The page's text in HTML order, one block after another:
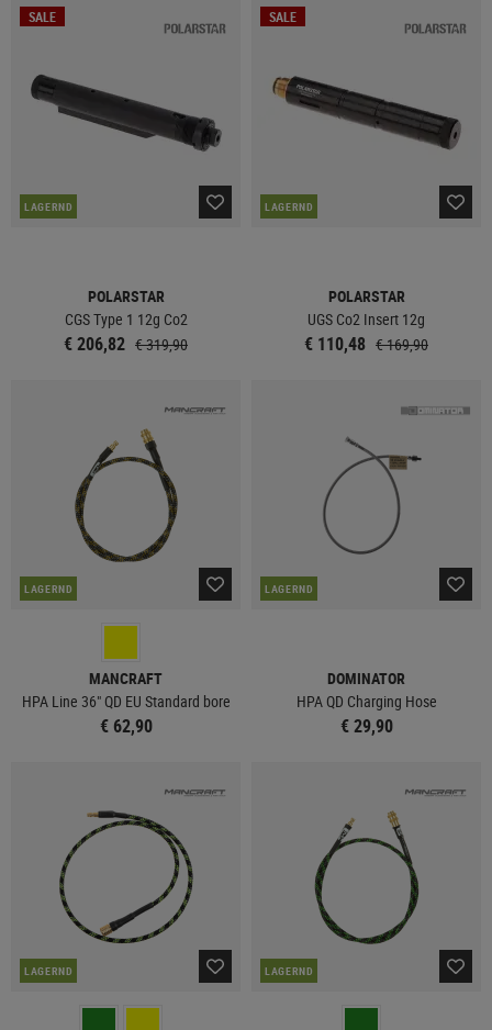
SALE
LAGERND
POLARSTAR
CGS Type 1 12g Co2
€ 206,82 € 319,90
SALE
LAGERND
POLARSTAR
UGS Co2 Insert 12g
€ 110,48 € 169,90
LAGERND
MANCRAFT
HPA Line 36" QD EU Standard bore
€ 62,90
LAGERND
DOMINATOR
HPA QD Charging Hose
€ 29,90
LAGERND LAGERND